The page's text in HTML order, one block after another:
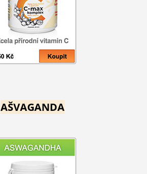
AŠVAGANDA